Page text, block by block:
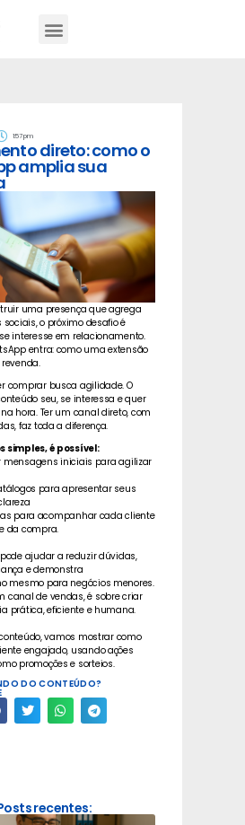
1:57 pm
direto: como o
amplia sua
uma presença que agrega
o próximo desafio é
interesse em relacionamento.
entra: como uma extensão
comprar busca agilidade. O
seu, se interessa e quer
hora. Ter um canal direto, com
faz toda a diferença.
simples, é possível:
mensagens iniciais para agilizar
para apresentar seus
para acompanhar cada cliente
da compra.
ajudar a reduzir dúvidas,
e demonstra
mesmo para negócios menores.
canal de vendas, é sobre criar
prática, eficiente e humana.
vamos mostrar como
engajado, usando ações
promoções e sorteios.
DO CONTEÚDO?
recentes: